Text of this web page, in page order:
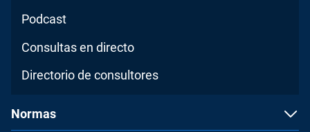
Podcast
Consultas en directo
Directorio de consultores
Normas